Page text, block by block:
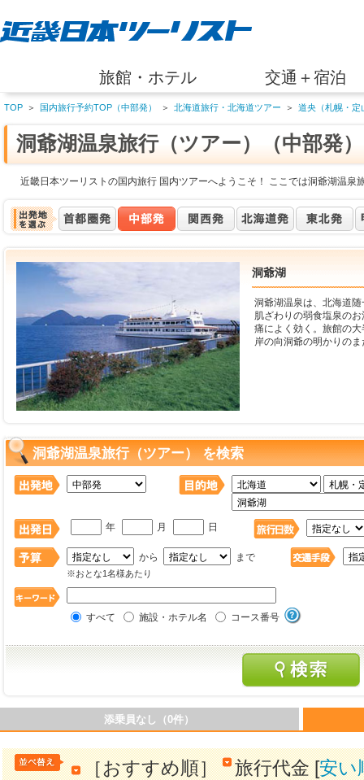
旅館・ホテル 交通＋宿泊
TOP ＞ 国内旅行予約TOP（中部発） ＞ 北海道旅行・北海道ツアー ＞ 道央（札幌・定
洞爺湖温泉旅行（ツアー）（中部発）
近畿日本ツーリストの国内旅行 国内ツアーへようこそ！ ここでは洞爺湖温泉
洞爺湖
洞爺湖温泉は、北海道
肌ざわりの弱食塩泉の
痛によく効く。旅館の
岸の向洞爺の明かりの
洞爺湖温泉旅行（ツアー） を検索
年 月 日
から まで
※おとな1名様あたり
すべて 施設・ホテル名 コース番号
添乗員なし（0件）
［おすすめ順］ 旅行代金 [安い